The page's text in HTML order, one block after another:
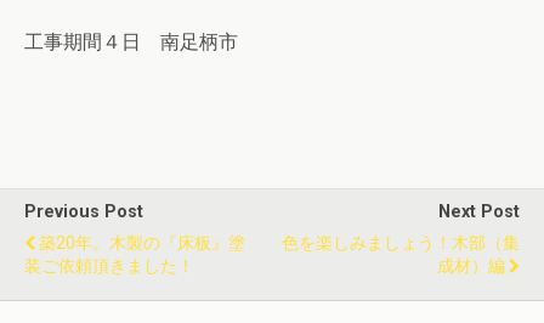
工事期間４日 南足柄市
Previous Post
築20年。木製の『床板』塗
装ご依頼頂きました！
Next Post
色を楽しみましょう！木部（集
成材）編